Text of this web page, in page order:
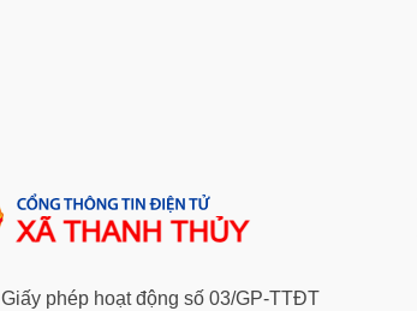
Giấy phép hoạt động số 03/GP-TTĐT